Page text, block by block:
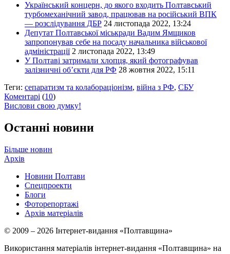
Український концерн, до якого входить Полтавський
турбомеханічний завод, працював на російський ВПК
— розслідування ДБР 24 листопада 2022, 13:24
Депутат Полтавської міськради Вадим Ямщиков
запропонував себе на посаду начальника військової
адміністрації 2 листопада 2022, 13:49
У Полтаві затримали хлопця, який фотографував
залізничні об’єкти для РФ 28 жовтня 2022, 15:11
Теги: сепаратизм та колабораціонізм, війна з РФ, СБУ
Коментарі (10)
Вислови свою думку!
Останні новини
Більше новин
Архів
Новини Полтави
Спецпроекти
Блоги
Фоторепортажі
Архів матеріалів
© 2009 – 2026 Інтернет-видання «Полтавщина»
Використання матеріалів інтернет-видання «Полтавщина» на